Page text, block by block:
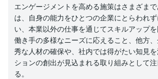
エンゲージメントを高める施策はさまざま
は、自身の能力をひとつの企業にとらわれ
い、本業以外の仕事を通じてスキルアップ
働き手の多様なニーズに応えること、他方
秀な人材の確保や、社内では得がたい知見
ションの創出が見込まれる取り組みとして
る。